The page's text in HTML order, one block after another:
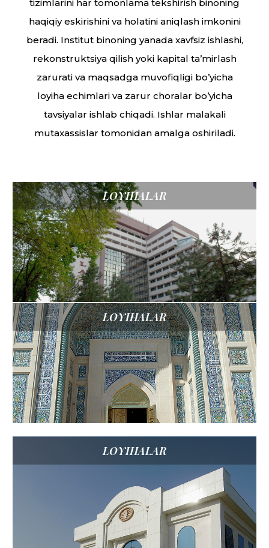
tizimlarini har tomonlama tekshirish binoning
haqiqiy eskirishini va holatini aniqlash imkonini
beradi. Institut binoning yanada xavfsiz ishlashi,
rekonstruktsiya qilish yoki kapital ta’mirlash
zarurati va maqsadga muvofiqligi bo’yicha
loyiha echimlari va zarur choralar bo’yicha
tavsiyalar ishlab chiqadi. Ishlar malakali
mutaxassislar tomonidan amalga oshiriladi.
LOYIHALAR
LOYIHALAR
LOYIHALAR